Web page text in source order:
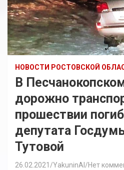
НОВОСТИ РОСТОВСКОЙ
В
дорожно
прошествии
депутата
Тутовой
26.02.2021 YakuninAI Нет